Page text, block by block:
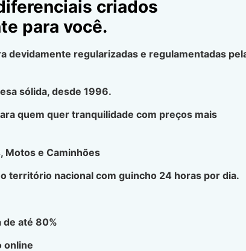
criados
para você.
devidamente regularizadas e regulamentadas
sólida, desde 1996.
quem quer tranquilidade com preços mais
Motos e Caminhões
território nacional com guincho 24 horas por dia.
de até 80%
online